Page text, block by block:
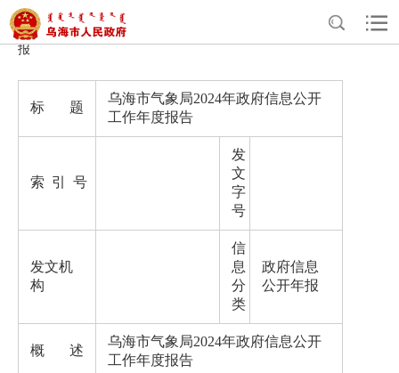
首页 >政务公开>气象局政府信息公开
政府信息公开年
报
标 题
乌海市气象局2024 年政府信息公开
工作年度报告
索 引 号
发
文
字
号
发文机
构
信
息
分
类
政府信息
公开年报
概 述
乌海市气象局2024 年政府信息公开
工作年度报告